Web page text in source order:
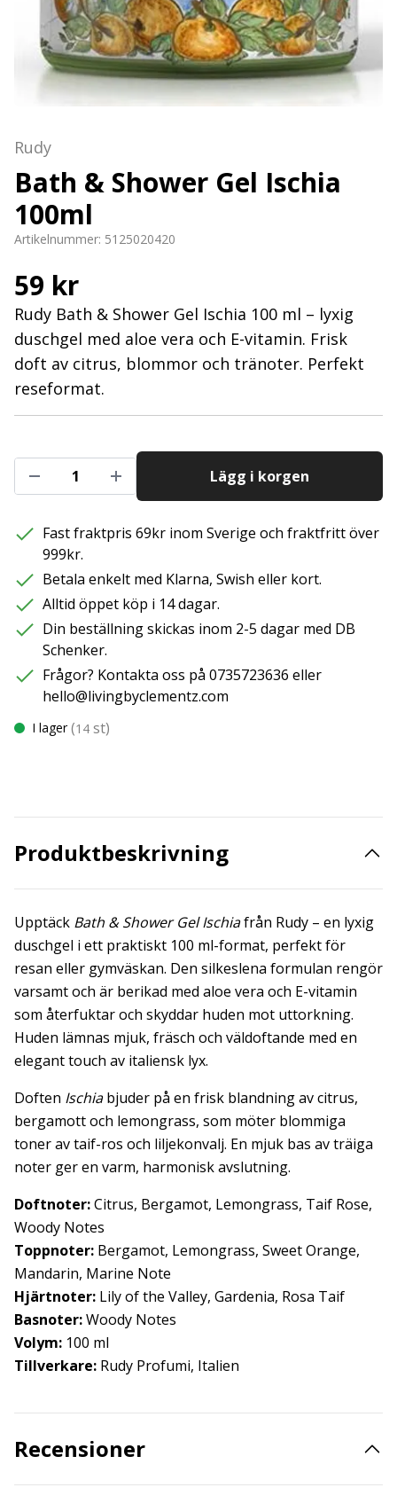
Rudy
Bath & Shower Gel Ischia
100ml
Artikelnummer: 5125020420
59 kr
Rudy Bath & Shower Gel Ischia 100 ml – lyxig
duschgel med aloe vera och E-vitamin. Frisk
doft av citrus, blommor och tränoter. Perfekt
reseformat.
Lägg i korgen
Fast fraktpris 69kr inom Sverige och fraktfritt över
999kr.
Betala enkelt med Klarna, Swish eller kort.
Alltid öppet köp i 14 dagar.
Din beställning skickas inom 2-5 dagar med DB
Schenker.
Frågor? Kontakta oss på 0735723636 eller
hello@livingbyclementz.com
I lager (14 st)
Produktbeskrivning
Upptäck Bath & Shower Gel Ischiafrån Rudy – en lyxig
duschgel i ett praktiskt 100 ml-format, perfekt för
resan eller gymväskan. Den silkeslena formulan rengör
varsamt och är berikad med aloe vera och E-vitamin
som återfuktar och skyddar huden mot uttorkning.
Huden lämnas mjuk, fräsch och väldoftande med en
elegant touch av italiensk lyx.
Doften Ischiabjuder på en frisk blandning av citrus,
bergamott och lemongrass, som möter blommiga
toner av taif-ros och liljekonvalj. En mjuk bas av träiga
noter ger en varm, harmonisk avslutning.
Doftnoter:Citrus, Bergamot, Lemongrass, Taif Rose,
Woody Notes
Toppnoter: Bergamot, Lemongrass, Sweet Orange,
Mandarin, Marine Note
Hjärtnoter: Lily of the Valley, Gardenia, Rosa Taif
Basnoter:Woody Notes
Volym: 100 ml
Tillverkare: Rudy Profumi, Italien
Recensioner